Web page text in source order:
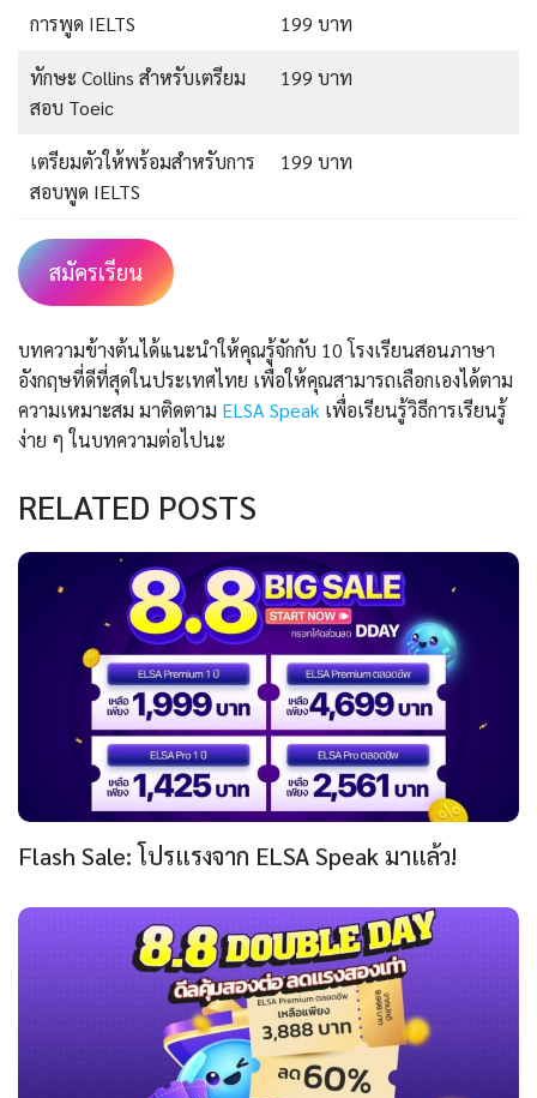
การพูด IELTS 199 บาท
ทักษะ Collins สำหรับเตรียม
สอบ Toeic
199 บาท
เตรียมตัวให้พร้อมสำหรับการ
สอบพูด IELTS
199 บาท
สมัครเรียน
บทความข้างต้นได้แนะนำให้คุณรู้จักกับ 10 โรงเรียนสอนภาษา
อังกฤษที่ดีที่สุดในประเทศไทย เพื่อให้คุณสามารถเลือกเองได้ตาม
ความเหมาะสม มาติดตาม ELSA Speak เพื่อเรียนรู้วิธีการเรียนรู้
ง่าย ๆ ในบทความต่อไปนะ
RELATED POSTS
Flash Sale: โปรแรงจาก ELSA Speak มาแล้ว!